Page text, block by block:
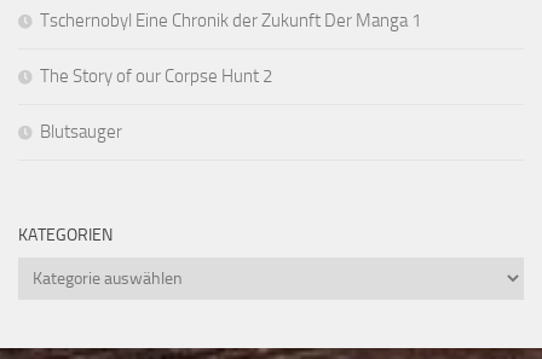
Tschernobyl Eine Chronik der Zukunft Der Manga 1
The Story of our Corpse Hunt 2
Blutsauger
KATEGORIEN
Kategorien